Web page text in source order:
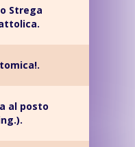
Strega
al posto